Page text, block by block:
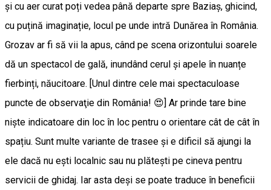
și cu aer curat poți vedea până departe spre Baziaș, ghicind,
cu puțină imaginație, locul pe unde intră Dunărea în România.
Grozav ar fi să vii la apus, când pe scena orizontului soarele
dă un spectacol de gală, inundând cerul și apele în nuanțe
fierbinți, năucitoare. [Unul dintre cele mai spectaculoase
puncte de observaţie din România! 😍] Ar prinde tare bine
niște indicatoare din loc în loc pentru o orientare cât de cât în
spațiu. Sunt multe variante de trasee și e dificil să ajungi la
ele dacă nu ești localnic sau nu plătești pe cineva pentru
servicii de ghidaj. Iar asta deși se poate traduce în beneficii